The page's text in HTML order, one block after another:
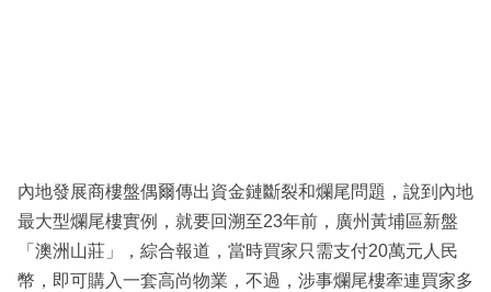
內地發展商樓盤偶爾傳出資金鏈斷裂和爛尾問題，說到內地
最大型爛尾樓實例，就要回溯至23年前，廣州黃埔區新盤
「澳洲山莊」，綜合報道，當時買家只需支付20萬元人民
幣，即可購入一套高尚物業，不過，涉事爛尾樓牽連買家多